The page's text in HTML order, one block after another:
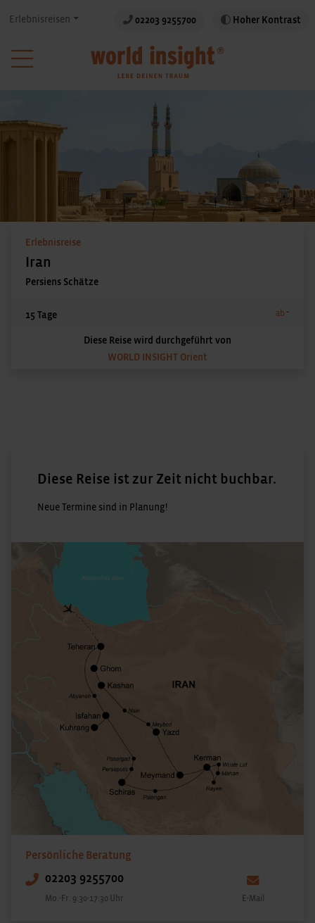
Erlebnisreisen 02203 9255700 Hoher Kontrast
Erlebnisreise
Iran
Persiens Schätze
15 Tage ab -
Diese Reise wird durchgeführt von
WORLD INSIGHT Orient
Diese Reise ist zur Zeit nicht buchbar.
Neue Termine sind in Planung!
Persönliche Beratung
02203 9255700
Mo.-Fr. 9:30-17:30 Uhr E-Mail